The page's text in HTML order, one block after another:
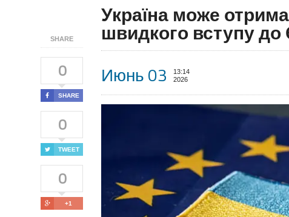
SHARE
0
SHARE
0
TWEET
0
+1
Україна може
швидкого вступу до
Июнь 03
13:14
2026